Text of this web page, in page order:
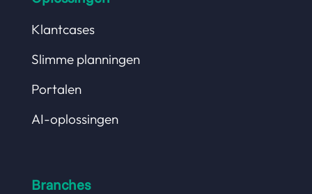
Klantcases
Slimme planningen
Portalen
AI-oplossingen
Branches